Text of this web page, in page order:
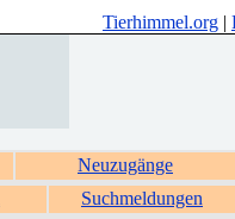
Tierhimmel.org |
Neuzugänge
Suchmeldungen